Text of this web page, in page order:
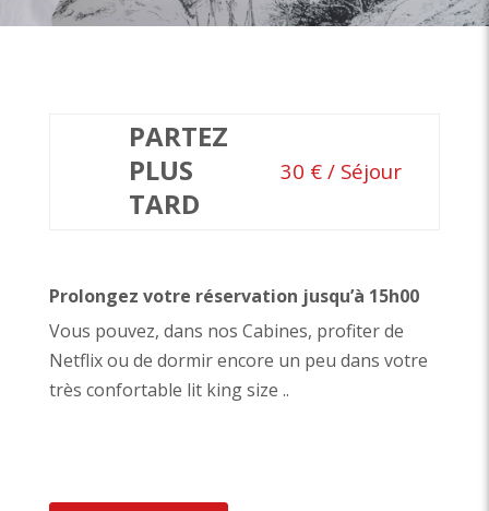
PARTEZ
PLUS
TARD
30 € / Séjour
Prolongez votre réservation jusqu’à 15h00
Vous pouvez, dans nos Cabines, profiter de
Netflix ou de dormir encore un peu dans votre
très confortable lit king size ..